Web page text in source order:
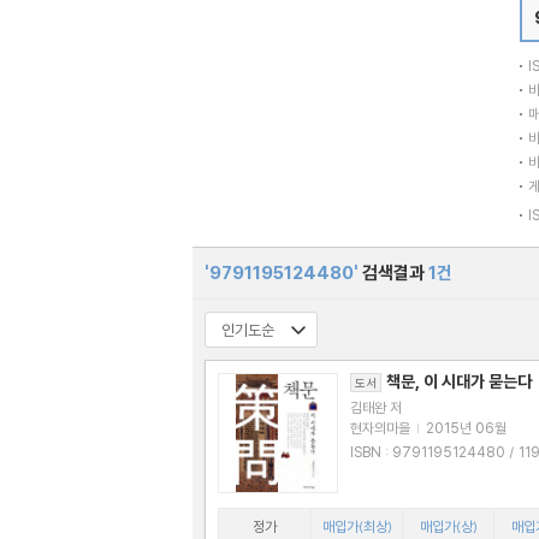
'9791195124480' 검색결과1건
도서 책문, 이 시대가 묻는다
김태완 저
현자의마을 | 2015년 06월
ISBN : 9791195124480 / 11951244
정가 매입가(최상) 매입가(상) 매